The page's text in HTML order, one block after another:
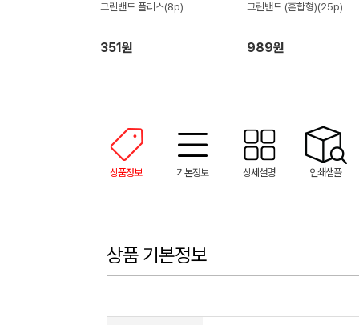
그린밴드 플러스(8p)
351원
그린밴드 (혼합형)(25p)
989원
상품정보 기본정보 상세설명 인쇄샘플
상품 기본정보